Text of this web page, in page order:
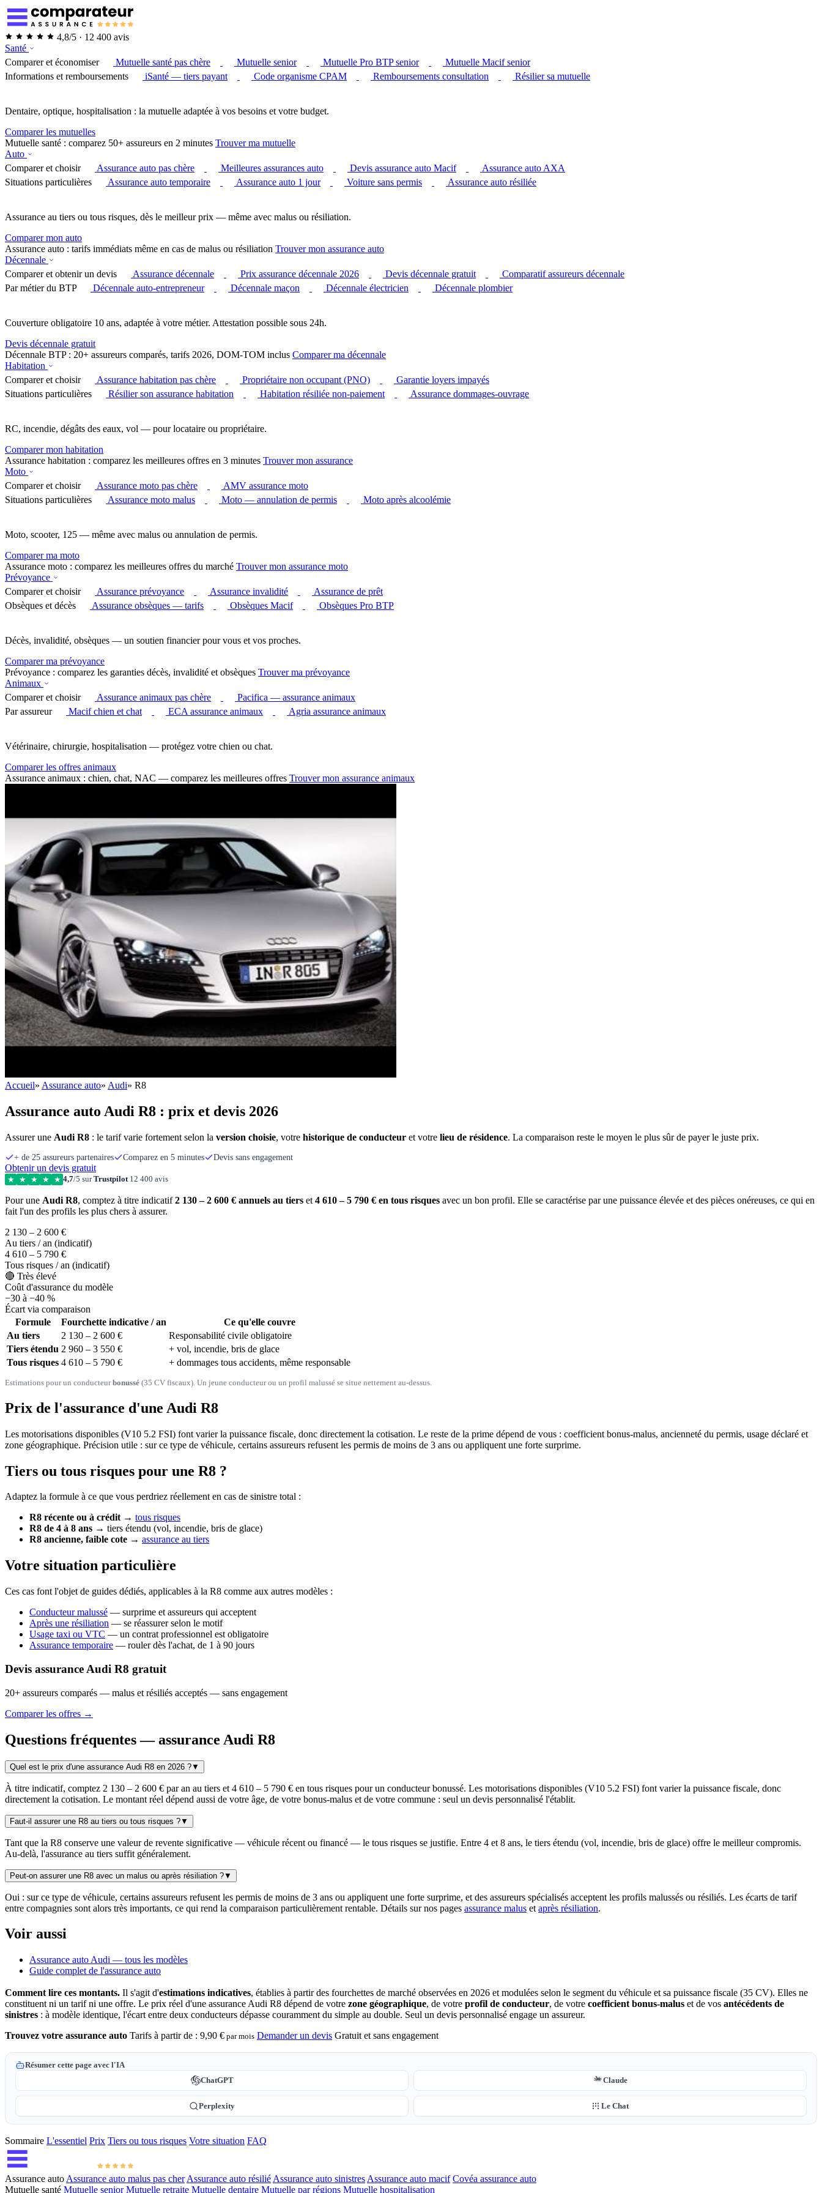
4,8/5 · 12 400 avis
Santé
Comparer et économiser
Mutuelle santé pas chère Mutuelle senior Mutuelle Pro BTP senior
Mutuelle Macif senior
Informations et remboursements
iSanté — tiers payant Code organisme CPAM Remboursements consultation Résilier sa mutuelle
Dentaire, optique, hospitalisation : la mutuelle adaptée à vos besoins et votre budget.
Comparer les mutuelles
Mutuelle santé : comparez 50+ assureurs en 2 minutes Trouver ma mutuelle
Auto
Comparer et choisir
Assurance auto pas chère Meilleures assurances auto Devis assurance auto Macif
Assurance auto AXA
Situations particulières
Assurance auto temporaire Assurance auto 1 jour Voiture sans permis Assurance auto résiliée
Assurance au tiers ou tous risques, dès le meilleur prix — même avec malus ou résiliation.
Comparer mon auto
Assurance auto : tarifs immédiats même en cas de malus ou résiliation Trouver mon assurance auto
Décennale
Comparer et obtenir un devis
Assurance décennale Prix assurance décennale 2026 Devis décennale gratuit
Comparatif assureurs décennale
Par métier du BTP
Décennale auto-entrepreneur Décennale maçon Décennale électricien Décennale plombier
Couverture obligatoire 10 ans, adaptée à votre métier. Attestation possible sous 24h.
Devis décennale gratuit
Décennale BTP : 20+ assureurs comparés, tarifs 2026, DOM-TOM inclus Comparer ma décennale
Habitation
Comparer et choisir
Assurance habitation pas chère Propriétaire non occupant (PNO)
Garantie loyers impayés
Situations particulières
Résilier son assurance habitation Habitation résiliée non-paiement Assurance dommages-ouvrage
RC, incendie, dégâts des eaux, vol — pour locataire ou propriétaire.
Comparer mon habitation
Assurance habitation : comparez les meilleures offres en 3 minutes Trouver mon assurance
Moto
Comparer et choisir
Assurance moto pas chère
AMV assurance moto
Situations particulières
Assurance moto malus Moto — annulation de permis Moto après alcoolémie
Moto, scooter, 125 — même avec malus ou annulation de permis.
Comparer ma moto
Assurance moto : comparez les meilleures offres du marché Trouver mon assurance moto
Prévoyance
Comparer et choisir
Assurance prévoyance Assurance invalidité
Assurance de prêt
Obsèques et décès
Assurance obsèques — tarifs Obsèques Macif Obsèques Pro BTP
Décès, invalidité, obsèques — un soutien financier pour vous et vos proches.
Comparer ma prévoyance
Prévoyance : comparez les garanties décès, invalidité et obsèques Trouver ma prévoyance
Animaux
Comparer et choisir
Assurance animaux pas chère
Pacifica — assurance animaux
Par assureur
Macif chien et chat ECA assurance animaux Agria assurance animaux
Vétérinaire, chirurgie, hospitalisation — protégez votre chien ou chat.
Comparer les offres animaux
Assurance animaux : chien, chat, NAC — comparez les meilleures offres Trouver mon assurance animaux
Accueil» Assurance auto» Audi» R8
Assurance auto Audi R8 : prix et devis 2026
Assurer une Audi R8 : le tarif varie fortement selon la version choisie, votre historique de conducteur et votre lieu de résidence. La comparaison reste le moyen le plus sûr de payer le juste prix.
+ de 25 assureurs partenaires Comparez en 5 minutes Devis sans engagement
Obtenir un devis gratuit
★ ★ ★ ★ ★ 4,7/5 surTrustpilot12 400 avis
Pour une Audi R8, comptez à titre indicatif2 130 – 2 600 € annuels au tiers et 4 610 – 5 790 € en tous risques avec un bon profil. Elle se caractérise par une puissance élevée et des pièces onéreuses, ce qui en
fait l'un des profils les plus chers à assurer.
2 130 – 2 600 €
Au tiers / an (indicatif)
4 610 – 5 790 €
Tous risques / an (indicatif)
🔴 Très élevé
Coût d'assurance du modèle
−30 à −40 %
Écart via comparaison
Formule
Fourchette indicative / an
Ce qu'elle couvre
Au tiers
2 130 – 2 600 €
Responsabilité civile obligatoire
Tiers étendu 2 960 – 3 550 €
+ vol, incendie, bris de glace
Tous risques 4 610 – 5 790 € + dommages tous accidents, même responsable
Estimations pour un conducteurbonussé (35 CV fiscaux). Un jeune conducteur ou un profil malussé se situe nettement au-dessus.
Prix de l'assurance d'une Audi R8
Les motorisations disponibles (V10 5.2 FSI) font varier la puissance fiscale, donc directement la cotisation. Le reste de la prime dépend de vous : coefficient bonus-malus, ancienneté du permis, usage déclaré et
zone géographique. Précision utile : sur ce type de véhicule, certains assureurs refusent les permis de moins de 3 ans ou appliquent une forte surprime.
Tiers ou tous risques pour une R8 ?
Adaptez la formule à ce que vous perdriez réellement en cas de sinistre total :
R8 récente ou à crédit→ tous risques
R8 de 4 à 8 ans → tiers étendu (vol, incendie, bris de glace)
R8 ancienne, faible cote → assurance au tiers
Votre situation particulière
Ces cas font l'objet de guides dédiés, applicables à la R8 comme aux autres modèles :
Conducteur malussé — surprime et assureurs qui acceptent
Après une résiliation — se réassurer selon le motif
Usage taxi ou VTC — un contrat professionnel est obligatoire
Assurance temporaire — rouler dès l'achat, de 1 à 90 jours
Devis assurance Audi R8 gratuit
20+ assureurs comparés — malus et résiliés acceptés — sans engagement
Comparer les offres →
Questions fréquentes — assurance Audi R8
Quel est le prix d'une assurance Audi R8 en 2026 ?▼
À titre indicatif, comptez 2 130 – 2 600 € par an au tiers et 4 610 – 5 790 € en tous risques pour un conducteur bonussé. Les motorisations disponibles (V10 5.2 FSI) font varier la puissance fiscale, donc
directement la cotisation. Le montant réel dépend aussi de votre âge, de votre bonus-malus et de votre commune : seul un devis personnalisé l'établit.
Faut-il assurer une R8 au tiers ou tous risques ?▼
Tant que la R8 conserve une valeur de revente significative — véhicule récent ou financé — le tous risques se justifie. Entre 4 et 8 ans, le tiers étendu (vol, incendie, bris de glace) offre le meilleur compromis.
Au-delà, l'assurance au tiers suffit généralement.
Peut-on assurer une R8 avec un malus ou après résiliation ?▼
Oui : sur ce type de véhicule, certains assureurs refusent les permis de moins de 3 ans ou appliquent une forte surprime, et des assureurs spécialisés acceptent les profils malussés ou résiliés. Les écarts de tarif
entre compagnies sont alors très importants, ce qui rend la comparaison particulièrement rentable. Détails sur nos pages assurance malus et après résiliation.
Voir aussi
Assurance auto Audi — tous les modèles
Guide complet de l'assurance auto
Comment lire ces montants. Il s'agit d'estimations indicatives, établies à partir des fourchettes de marché observées en 2026 et modulées selon le segment du véhicule et sa puissance fiscale (35 CV). Elles ne
constituent ni un tarif ni une offre. Le prix réel d'une assurance Audi R8 dépend de votre zone géographique, de votre profil de conducteur, de votre coefficient bonus-malus et de vos antécédents de
sinistres : à modèle identique, l'écart entre deux conducteurs dépasse couramment du simple au double. Seul un devis personnalisé engage un assureur.
Trouvez votre assurance auto Tarifs à partir de : 9,90 € par mois Demander un devis Gratuit et sans engagement
Résumer cette page avec l'IA
ChatGPT Claude
Perplexity Le Chat
Sommaire L'essentiel Prix Tiers ou tous risques Votre situation FAQ
Assurance auto Assurance auto malus pas cher Assurance auto résilié Assurance auto sinistres Assurance auto macif Covéa assurance auto
Mutuelle santé Mutuelle senior Mutuelle retraite Mutuelle dentaire Mutuelle par régions Mutuelle hospitalisation